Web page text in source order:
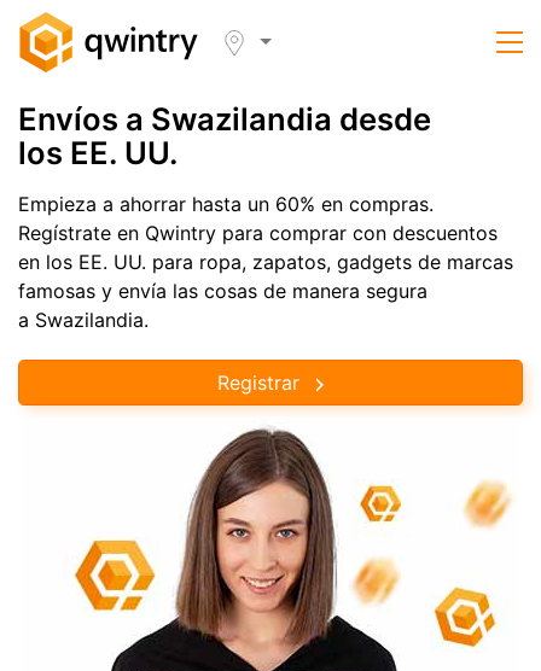
Envíos a Swazilandia desde
los EE. UU.
Empieza a ahorrar hasta un 60% en compras.
Regístrate en Qwintry para comprar con descuentos
en los EE. UU. para ropa, zapatos, gadgets de marcas
famosas y envía las cosas de manera segura
a Swazilandia.
Registrar